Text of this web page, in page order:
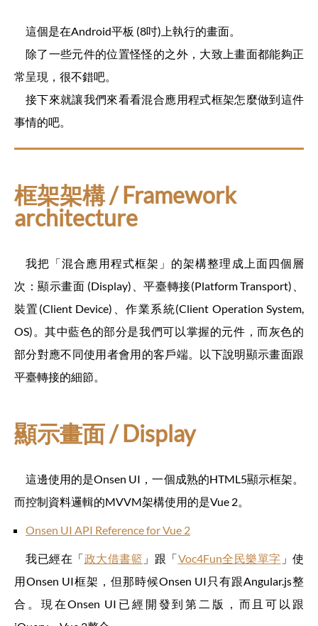
這個是在Android平板 (8吋)上執行的畫面。
除了一些元件的位置怪怪的之外，大致上畫面都能夠正
常呈現，很不錯吧。
接下來就讓我們來看看混合應用程式框架怎麼做到這件
事情的吧。
框架架構 / Framework
architecture
我把「混合應用程式框架」的架構整理成上面四個層
次：顯示畫面 (Display)、平臺轉接(Platform Transport)、
裝置(Client Device)、作業系統(Client Operation System,
OS)。其中藍色的部分是我們可以掌握的元件，而灰色的
部分對應不同使用者會用的客戶端。以下說明顯示畫面跟
平臺轉接的細節。
顯示畫面 / Display
這邊使用的是Onsen UI，一個成熟的HTML5顯示框架。
而控制資料邏輯的MVVM架構使用的是Vue 2。
Onsen UI API Reference for Vue 2
我已經在「政大借書籃 」跟「Voc4Fun全民樂單字 」使
用Onsen UI框架，但那時候Onsen UI只有跟Angular.js整
合。現在Onsen UI已經開發到第二版，而且可以跟